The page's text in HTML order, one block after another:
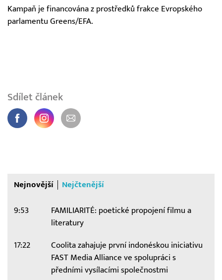
Kampaň je financována z prostředků frakce Evropského
parlamentu Greens/EFA.
Sdílet článek
Nejnovější Nejčtenější
9:53
FAMILIARITÉ: poetické propojení filmu a
literatury
17:22
Coolita zahajuje první indonéskou iniciativu
FAST Media Alliance ve spolupráci s
předními vysílacími společnostmi